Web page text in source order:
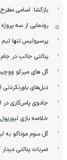
بازگشا: اسامی
رونمایی از سه
پرسپولیس تنها تیم
پنالتی جالب در
گل های میرکو
دبل‌های باورنکردنی
جادوی پاس‌کاری در اسپانیا؛ ۲۰ پاس گل
خلاصه بازی لیورپول 2 -موناکو 3
گل سوم موناکو به
ضربات پنالتی